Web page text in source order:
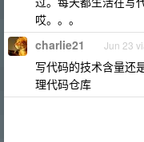
哎。。。
charlie21 Jun 23
写代码的技术含量还
理代码仓库